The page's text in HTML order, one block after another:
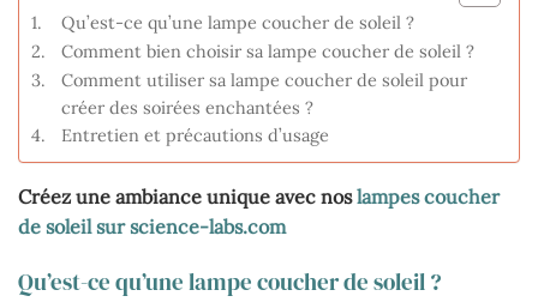
Qu’est-ce qu’une lampe coucher de soleil ?
Comment bien choisir sa lampe coucher de soleil ?
Comment utiliser sa lampe coucher de soleil pour
créer des soirées enchantées ?
Entretien et précautions d’usage
Créez une ambiance unique avec noslampes coucher
de soleil sur science-labs.com
Qu’est-ce qu’une lampe coucher de soleil ?